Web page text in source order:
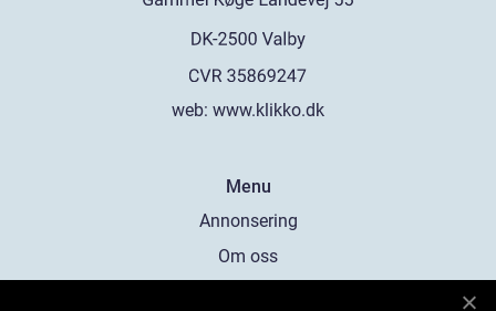
web: www.klikko.dk
Menu
Annonsering
Om oss